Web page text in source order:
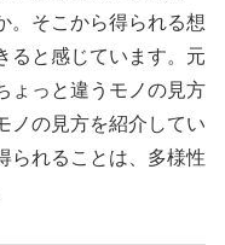
。そこから得られる想
ると感じています。元
ょっと違うモノの見方
ノの見方を紹介してい
られることは、多様性